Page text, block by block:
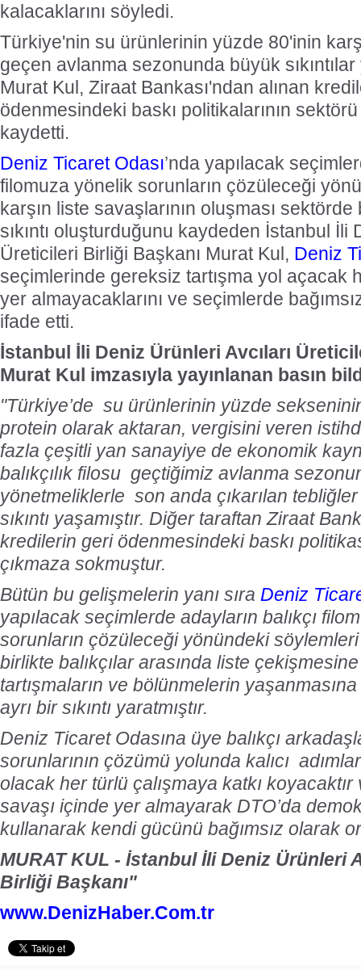
kalacaklarını söyledi.
Türkiye'nin su ürünlerinin yüzde 80'inin
geçen avlanma sezonunda büyük sıkıntılar
Murat Kul, Ziraat Bankası'ndan alınan
ödenmesindeki baskı politikalarının sektörü
kaydetti.
Deniz Ticaret Odası’nda yapılacak
filomuza yönelik sorunların çözüleceği
karşın liste savaşlarının oluşması
sıkıntı oluşturduğunu kaydeden İstanbul İli
Üreticileri Birliği Başkanı Murat Kul, Deniz
seçimlerinde gereksiz tartışma yol açacak
yer almayacaklarını ve seçimlerde
ifade etti.
İstanbul İli Deniz Ürünleri Avcıları
Murat Kul imzasıyla yayınlanan basın
"Türkiye’de su ürünlerinin yüzde
protein olarak aktaran, vergisini veren
fazla çeşitli yan sanayiye de ekonomik
balıkçılık filosu geçtiğimiz avlanma
yönetmeliklerle son anda çıkarılan
sıkıntı yaşamıştır. Diğer taraftan Ziraat
kredilerin geri ödenmesindeki baskı
çıkmaza sokmuştur.
Bütün bu gelişmelerin yanı sıra Deniz
yapılacak seçimlerde adayların balıkçı
sorunların çözüleceği yönündeki söylemleri
birlikte balıkçılar arasında liste
tartışmaların ve bölünmelerin
ayrı bir sıkıntı yaratmıştır.
Deniz Ticaret Odasına üye balıkçı
sorunlarının çözümü yolunda kalıcı
olacak her türlü çalışmaya katkı
savaşı içinde yer almayarak DTO’da
kullanarak kendi gücünü bağımsız olarak
MURAT KUL - İstanbul İli Deniz Ürünleri
Birliği Başkanı"
www.DenizHaber.Com.tr